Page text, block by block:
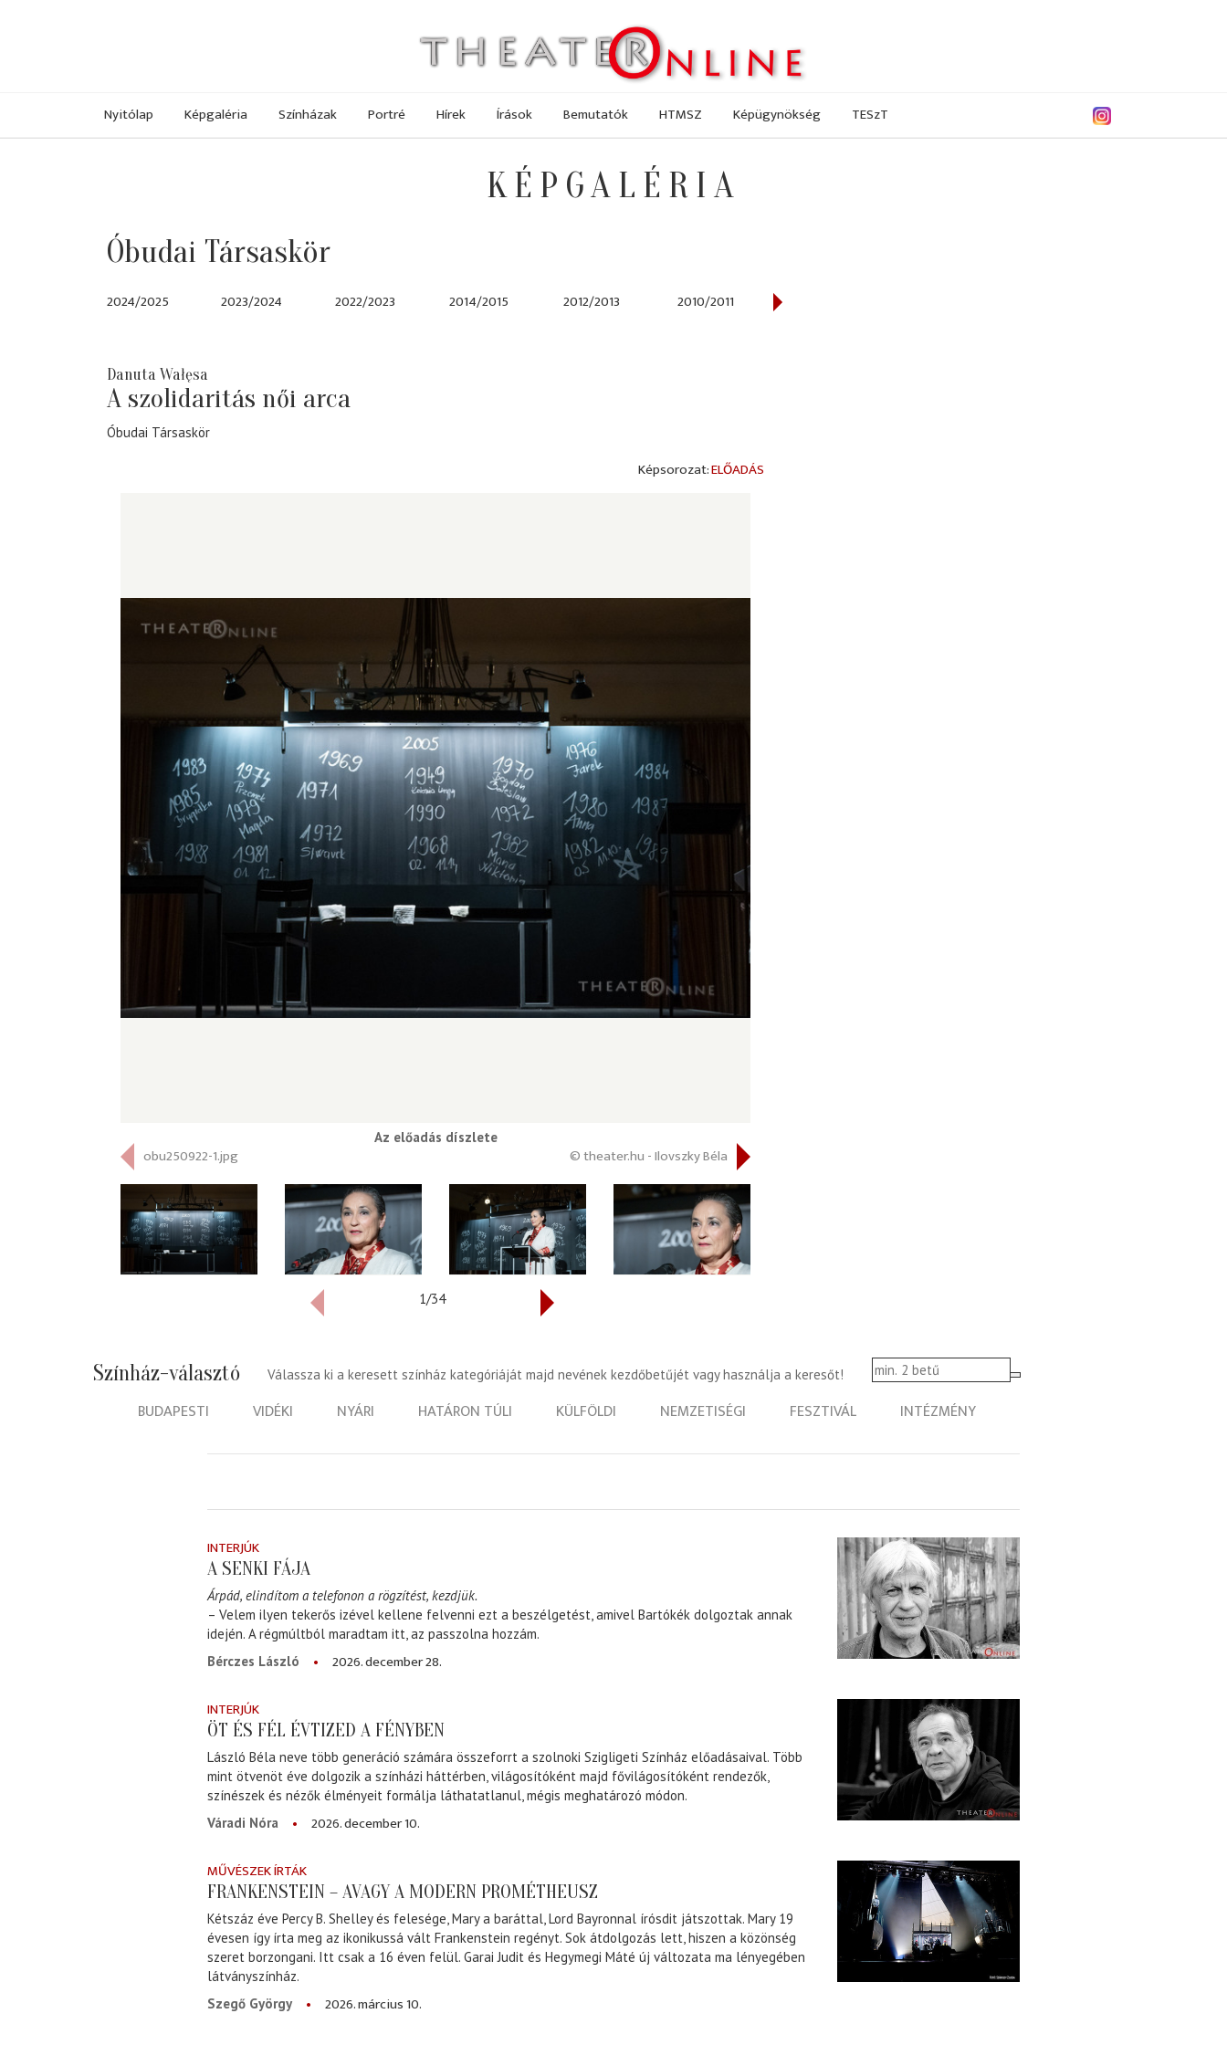
Nyitólap Képgaléria Színházak Portré Hírek Írások Bemutatók HTMSZ Képügynökség TESzT
KÉPGALÉRIA
Óbudai Társaskör
2024/2025 2023/2024 2022/2023 2014/2015 2012/2013 2010/2011
Danuta Wałęsa
A szolidaritás női arca
Óbudai Társaskör
ELŐADÁS
Az előadás díszlete
© theater.hu - Ilovszky Béla
obu250922-1.jpg
1/34
Színház-választó Válassza ki a keresett színház kategóriáját majd nevének kezdőbetűjét vagy használja a keresőt!
BUDAPESTI VIDÉKI NYÁRI HATÁRON TÚLI KÜLFÖLDI NEMZETISÉGI FESZTIVÁL INTÉZMÉNY
INTERJÚK
A SENKI FÁJA
Árpád, elindítom a telefonon a rögzítést, kezdjük.
– Velem ilyen tekerős izével kellene felvenni ezt a beszélgetést, amivel Bartókék dolgoztak annak
idején. A régmúltból maradtam itt, az passzolna hozzám.
Bérczes László
2026. december 28.
INTERJÚK
ÖT ÉS FÉL ÉVTIZED A FÉNYBEN
László Béla neve több generáció számára összeforrt a szolnoki Szigligeti Színház előadásaival. Több
mint ötvenöt éve dolgozik a színházi háttérben, világosítóként majd fővilágosítóként rendezők,
színészek és nézők élményeit formálja láthatatlanul, mégis meghatározó módon.
Váradi Nóra
2026. december 10.
MŰVÉSZEK ÍRTÁK
FRANKENSTEIN – AVAGY A MODERN PROMÉTHEUSZ
Kétszáz éve Percy B. Shelley és felesége, Mary a baráttal, Lord Bayronnal írósdit játszottak. Mary 19
évesen így írta meg az ikonikussá vált Frankenstein regényt. Sok átdolgozás lett, hiszen a közönség
szeret borzongani. Itt csak a 16 éven felül. Garai Judit és Hegymegi Máté új változata ma lényegében
látványszínház.
Szegő György
2026. március 10.